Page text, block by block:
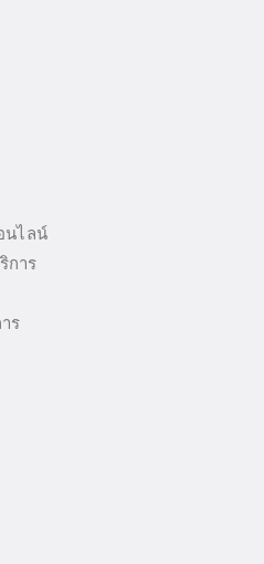
นไลน์
การ
ร